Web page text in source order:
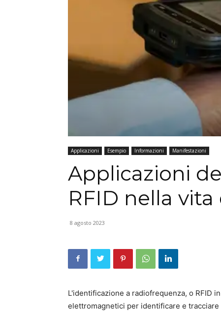
Applicazioni Esempio Informazioni Manifestazioni
Applicazioni
RFID nella
8 agosto 2023
L'identificazione a radiofrequenza, o RFID
elettromagnetici per identificare e